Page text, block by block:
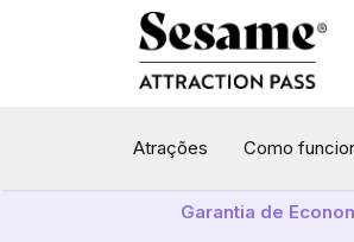
Atrações Como
Garantia de